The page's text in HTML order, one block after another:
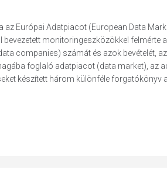
Európai Adatpiacot (European Data
monitoringeszközökkel
companies) számát és azok bevételét,
foglaló adatpiacot (data market), az
készített három különféle forgatókönyv